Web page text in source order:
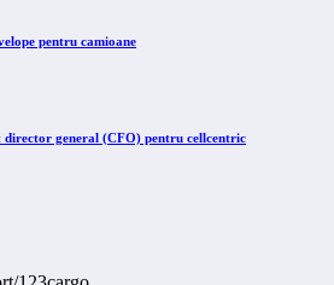
pentru camioane
general (CFO) pentru cellcentric